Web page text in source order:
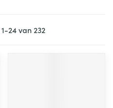
1-24van 232